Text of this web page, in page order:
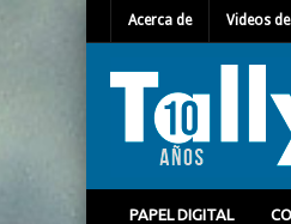
Acerca de Videos
PAPEL DIGITAL